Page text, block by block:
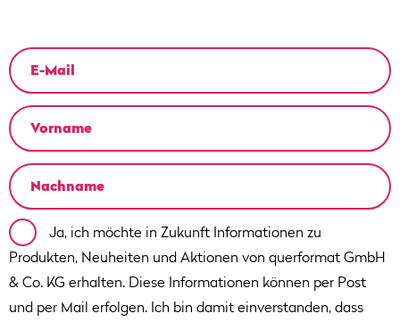
Ja, ich möchte in Zukunft Informationen zu
Produkten, Neuheiten und Aktionen von querformat GmbH
& Co. KG erhalten. Diese Informationen können per Post
und per Mail erfolgen. Ich bin damit einverstanden, dass